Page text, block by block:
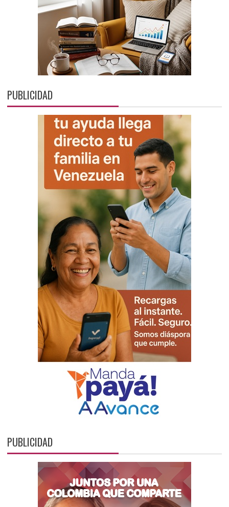
PUBLICIDAD
PUBLICIDAD